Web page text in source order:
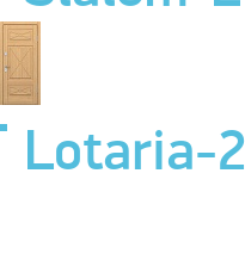
Lotaria-2